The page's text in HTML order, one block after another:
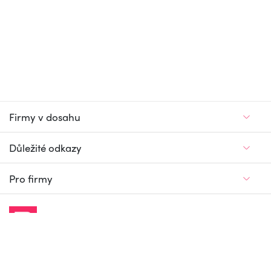
Firmy v dosahu
Důležité odkazy
Pro firmy